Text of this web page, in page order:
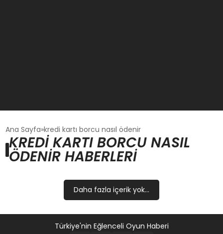
GÜNCEL
OYUN HABERLERI
EĞITIM
Ana Sayfa kredi kartı borcu nasıl ödenir
KREDI KARTI BORCU NASIL
ÖDENIR HABERLERI
Daha fazla içerik yok...
Türkiye'nin Eğlenceli Oyun Haberi